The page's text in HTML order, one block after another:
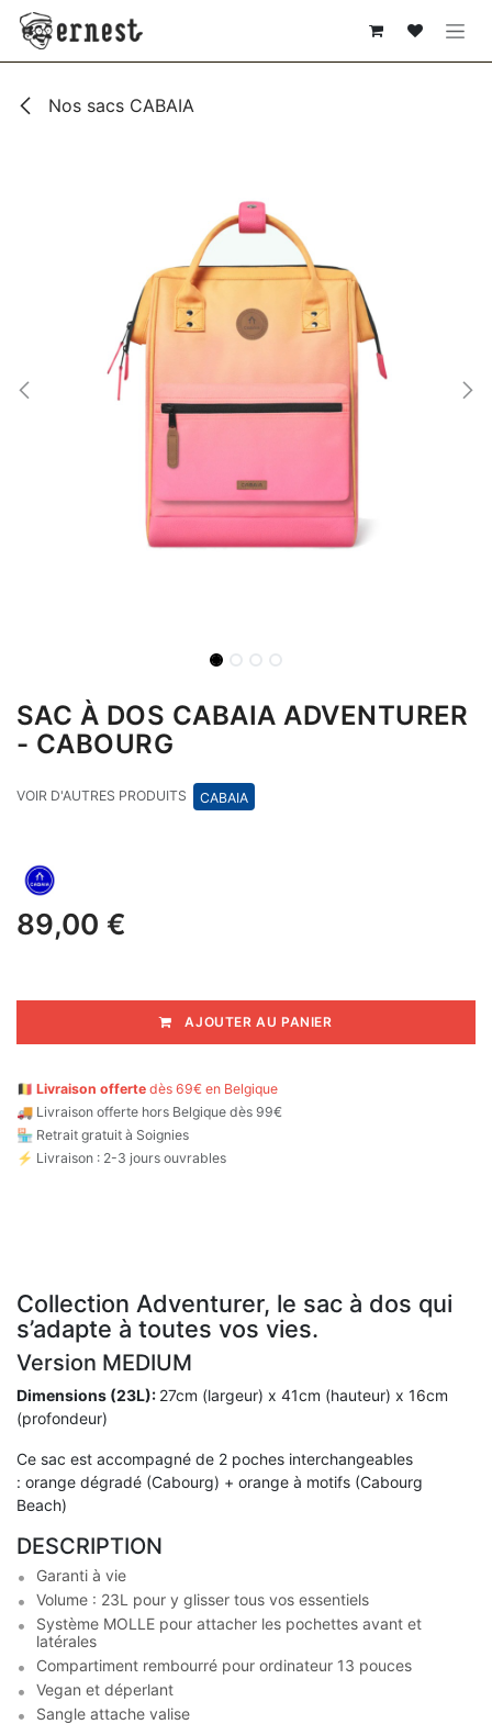
SE RENDRE AU CONTENU
Nos sacs CABAIA
SAC À DOS CABAIA ADVENTURER
- CABOURG
VOIR D'AUTRES PRODUITS CABAIA
89,00 €
AJOUTER AU PANIER
🇧🇪 Livraison offerte dès 69€ en Belgique
🚚 Livraison offerte hors Belgique dès 99€
🏪 Retrait gratuit à Soignies
⚡ Livraison : 2-3 jours ouvrables
Collection Adventurer, le sac à dos qui
s’adapte à toutes vos vies.
Version MEDIUM
Dimensions (23L): 27cm (largeur) x 41cm (hauteur) x 16cm
(profondeur)
Ce sac est accompagné de 2 poches interchangeables
: orange dégradé (Cabourg) + orange à motifs (Cabourg
Beach)
DESCRIPTION
Garanti à vie
Volume : 23L pour y glisser tous vos essentiels
Système MOLLE pour attacher les pochettes avant et
latérales
Compartiment rembourré pour ordinateur 13 pouces
Vegan et déperlant
Sangle attache valise